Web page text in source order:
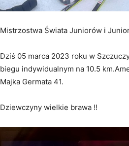
Mistrzostwa Świata Juniorów i
Dziś 05 marca 2023 roku w
biegu indywidualnym na 10.5
Majka Germata 41.
Dziewczyny wielkie brawa !!